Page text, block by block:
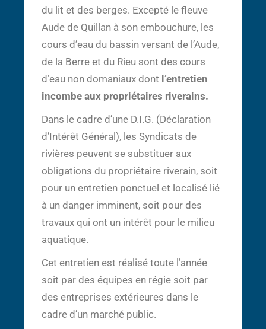
du lit et des berges. Excepté le fleuve
Aude de Quillan à son embouchure, les
cours d’eau du bassin versant de l’Aude,
de la Berre et du Rieu sont des cours
d’eau non domaniaux dont l’entretien
incombe aux propriétaires riverains.
Dans le cadre d’une D.I.G. (Déclaration
d’Intérêt Général), les Syndicats de
rivières peuvent se substituer aux
obligations du propriétaire riverain, soit
pour un entretien ponctuel et localisé lié
à un danger imminent, soit pour des
travaux qui ont un intérêt pour le milieu
aquatique.
Cet entretien est réalisé toute l’année
soit par des équipes en régie soit par
des entreprises extérieures dans le
cadre d’un marché public.